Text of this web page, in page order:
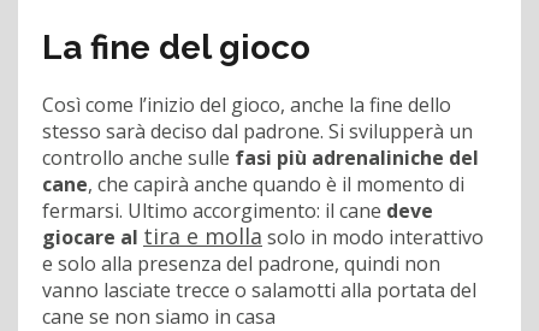
La fine del gioco
Così come l’inizio del gioco, anche la fine dello
stesso sarà deciso dal padrone. Si svilupperà un
controllo anche sulle fasi più adrenaliniche del
cane, che capirà anche quando è il momento di
fermarsi. Ultimo accorgimento: il cane deve
giocare al tira e molla solo in modo interattivo
e solo alla presenza del padrone, quindi non
vanno lasciate trecce o salamotti alla portata del
cane se non siamo in casa